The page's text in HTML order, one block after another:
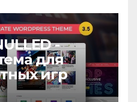
-
для
игр